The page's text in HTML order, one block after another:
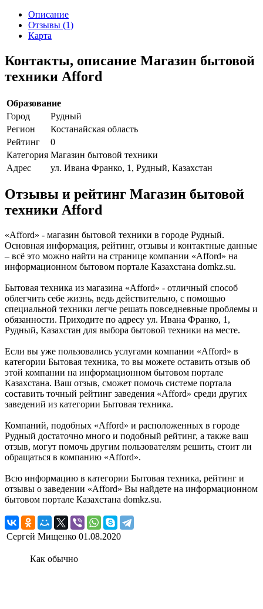
Описание
Отзывы (1)
Карта
Контакты, описание Магазин бытовой
техники Afford
Образование
Город
Рудный
Регион
Костанайская область
Рейтинг
0
Категория Магазин бытовой техники
Адрес
ул. Ивана Франко, 1, Рудный, Казахстан
Отзывы и рейтинг Магазин бытовой
техники Afford
«Afford» - магазин бытовой техники в городе Рудный.
Основная информация, рейтинг, отзывы и контактные данные
– всё это можно найти на странице компании «Afford» на
информационном бытовом портале Казахстана domkz.su.
Бытовая техника из магазина «Afford» - отличный способ
облегчить себе жизнь, ведь действительно, с помощью
специальной техники легче решать повседневные проблемы и
обязанности. Приходите по адресу ул. Ивана Франко, 1,
Рудный, Казахстан для выбора бытовой техники на месте.
Если вы уже пользовались услугами компании «Afford» в
категории Бытовая техника, то вы можете оставить отзыв об
этой компании на информационном бытовом портале
Казахстана. Ваш отзыв, сможет помочь системе портала
составить точный рейтинг заведения «Afford» среди других
заведений из категории Бытовая техника.
Компаний, подобных «Afford» и расположенных в городе
Рудный достаточно много и подобный рейтинг, а также ваш
отзыв, могут помочь другим пользователям решить, стоит ли
обращаться в компанию «Afford».
Всю информацию в категории Бытовая техника, рейтинг и
отзывы о заведении «Afford» Вы найдете на информационном
бытовом портале Казахстана domkz.su.
Сергей Мищенко 01.08.2020
Как обычно